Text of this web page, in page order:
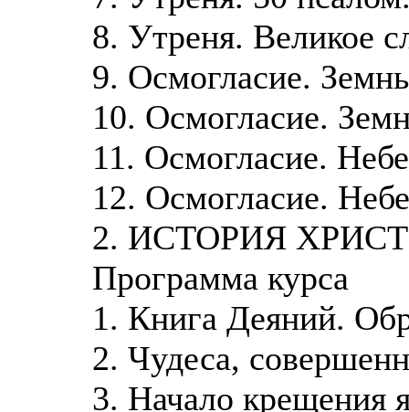
8. Утреня. Великое
9. Осмогласие.
10. Осмогласие.
11. Осмогласие.
12. Осмогласие.
2. ИСТОРИЯ
Программа курса
1. Книга Деяний.
2. Чудеса,
3. Начало крещения